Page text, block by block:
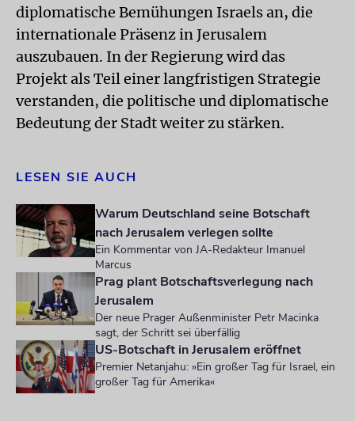
diplomatische Bemühungen Israels an, die
internationale Präsenz in Jerusalem
auszubauen. In der Regierung wird das
Projekt als Teil einer langfristigen Strategie
verstanden, die politische und diplomatische
Bedeutung der Stadt weiter zu stärken.
LESEN SIE AUCH
Warum Deutschland seine Botschaft
nach Jerusalem verlegen sollte
Ein Kommentar von JA-Redakteur Imanuel
Marcus
Prag plant Botschaftsverlegung nach
Jerusalem
Der neue Prager Außenminister Petr Macinka
sagt, der Schritt sei überfällig
US-Botschaft in Jerusalem eröffnet
Premier Netanjahu: »Ein großer Tag für Israel, ein
großer Tag für Amerika«